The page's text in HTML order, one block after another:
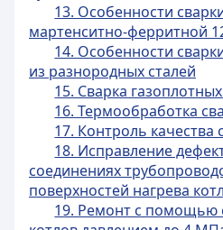
13. Особенности
мартенситно-ферритной
14. Особенности
из разнородных сталей
15. Сварка
16. Термообработка
17. Контроль
18. Исправление
соединениях
поверхностей нагрева
19. Ремонт с помощью